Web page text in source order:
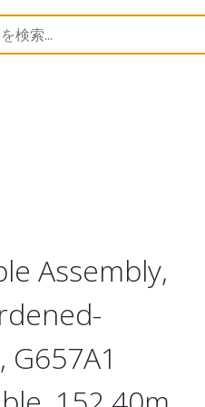
106114 1063590307
Assembly,
G657A1